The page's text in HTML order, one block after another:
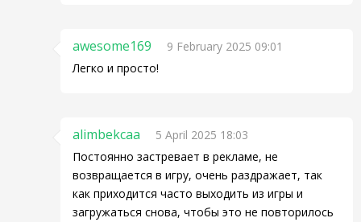
awesome169
9 February 2025 09:01
Легко и просто!
alimbekcaa
5 April 2025 18:03
Постоянно застревает в рекламе, не
возвращается в игру, очень раздражает, так
как приходится часто выходить из игры и
загружаться снова, чтобы это не повторилось